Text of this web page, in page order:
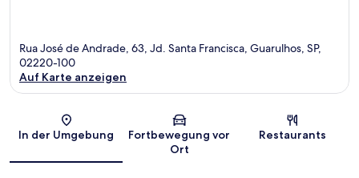
Rua José de Andrade, 63, Jd. Santa Francisca, Guarulhos, SP,
02220-100
Auf Karte anzeigen
In der Umgebung
Fortbewegung vor
Ort
Restaurants